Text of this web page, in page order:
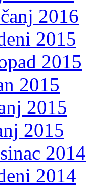
2016
2015
2015
2015
2015
2015
2014
2014